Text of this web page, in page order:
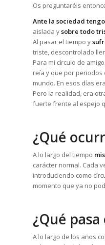
Os preguntaréis
Ante la sociedad
aislada ysobre todo
Al pasar el tiempo y
triste, descontrolado
Para mi círculo de
reía y que por periodos
mundo. En esos días
Pero la realidad, era
fuerte frente al espejo
¿Qué
A lo largo del tiempo
carácter normal. Cada
introduciendo como
momento que ya no
¿Qué
A lo largo de los años